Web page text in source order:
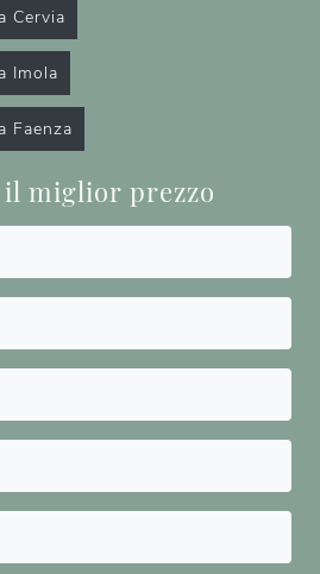
Cervia
Imola
Faenza
miglior prezzo